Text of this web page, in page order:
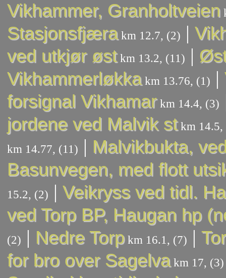
Vikhammer, Granholtveien
Stasjonsfjærakm 12.7, (2) |
ved utkjør østkm 13.2, (11) |
Vikhammerløkkakm 13.76, (1) |
forsignal Vikhamarkm 14.4, (3)
jordene ved Malvik stkm 14.5,
km 14.77, (11) | Malvikbukta,
Basunvegen, med flott
15.2, (2) | Veikryss ved tidl.
ved Torp BP, Haugan hp
(2) | Nedre Torpkm 16.1, (7) |
for bro over Sagelvakm 17, (3)